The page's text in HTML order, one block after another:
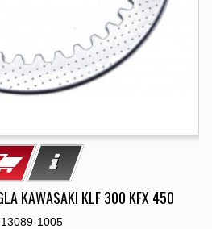
KAWASAKI KLF 300 KFX 450
13089-1005